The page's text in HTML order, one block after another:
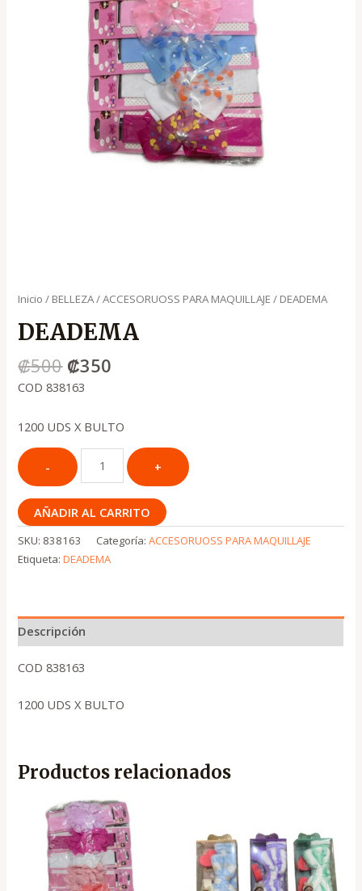
Inicio / BELLEZA/ACCESORUOSS PARA MAQUILLAJE / DEADEMA
DEADEMA
₡500 ₡350
COD 838163
1200 UDS X BULTO
AÑADIR AL CARRITO
SKU: 838163 Categoría:ACCESORUOSS PARA MAQUILLAJE
Etiqueta:DEADEMA
Descripción
COD 838163
1200 UDS X BULTO
Productos relacionados
El
precio
original
era:
.
₡500
El
precio
actual
es:
.
₡350
original
era:
.
₡1,125
actual
es:
.
₡750